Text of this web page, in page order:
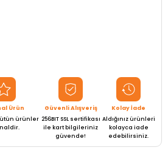
Ürün
ürünler
Güvenli Alışveriş
256BIT SSL sertifikası
ile kart bilgileriniz
güvende!
Kolay İade
Aldığınız ürünleri
kolayca iade
edebilirsiniz.